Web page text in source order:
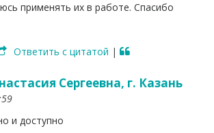
применять их в работе. Спасибо
Ответить с цитатой |
Сергеевна, г. Казань
и доступно